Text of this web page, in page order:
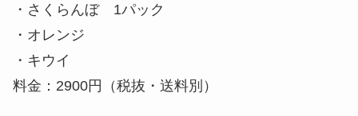
・さくらんぼ 1パック
・オレンジ
・キウイ
料金：2900円（税抜・送料別）